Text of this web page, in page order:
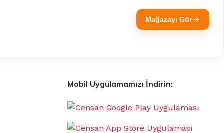
Mağazayı Gör
Mobil Uygulamamızı İndirin: